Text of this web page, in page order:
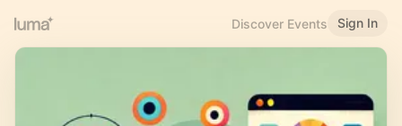
Discover Events Sign In